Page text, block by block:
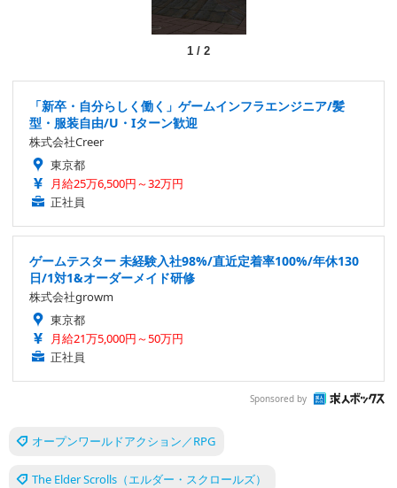
1/ 2
「新卒・自分らしく働く」ゲームインフラエンジニア/髪
型・服装自由/U・Iターン歓迎
株式会社Creer
東京都
月給25万6,500円～32万円
正社員
ゲームテスター 未経験入社98%/直近定着率100%/年休130
日/1対1&オーダーメイド研修
株式会社growm
東京都
月給21万5,000円～50万円
正社員
Sponsored by
オープンワールドアクション／RPG
The Elder Scrolls（エルダー・スクロールズ）